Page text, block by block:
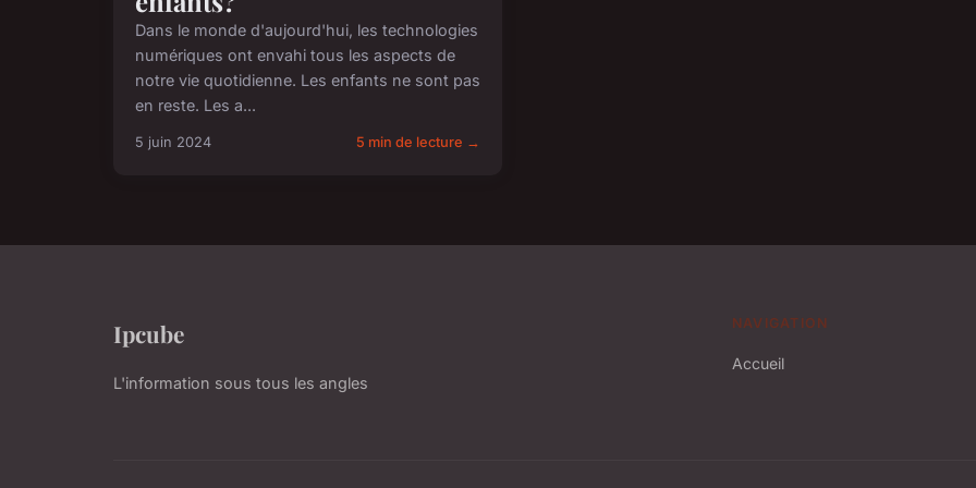
Dans le monde d'aujourd'hui, les technologies
numériques ont envahi tous les aspects de
notre vie quotidienne. Les enfants ne sont pas
en reste. Les a...
5 juin 2024 5 min de lecture →
Ipcube
L'information sous tous les angles
NAVIGATION
Accueil